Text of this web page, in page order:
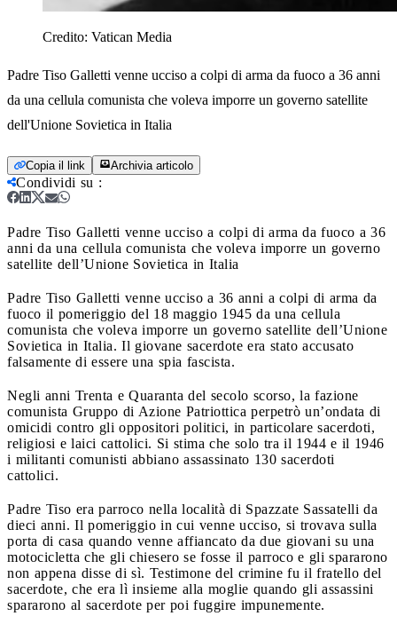
Credito: Vatican Media
Padre Tiso Galletti venne ucciso a colpi di arma da fuoco a 36 anni
da una cellula comunista che voleva imporre un governo satellite
dell'Unione Sovietica in Italia
Copia il link Archivia articolo
Condividi su :
Padre Tiso Galletti venne ucciso a colpi di arma da fuoco a 36
anni da una cellula comunista che voleva imporre un governo
satellite dell’Unione Sovietica in Italia
Padre Tiso Galletti venne ucciso a 36 anni a colpi di arma da
fuoco il pomeriggio del 18 maggio 1945 da una cellula
comunista che voleva imporre un governo satellite dell’Unione
Sovietica in Italia. Il giovane sacerdote era stato accusato
falsamente di essere una spia fascista.
Negli anni Trenta e Quaranta del secolo scorso, la fazione
comunista Gruppo di Azione Patriottica perpetrò un’ondata di
omicidi contro gli oppositori politici, in particolare sacerdoti,
religiosi e laici cattolici. Si stima che solo tra il 1944 e il 1946
i militanti comunisti abbiano assassinato 130 sacerdoti
cattolici.
Padre Tiso era parroco nella località di Spazzate Sassatelli da
dieci anni. Il pomeriggio in cui venne ucciso, si trovava sulla
porta di casa quando venne affiancato da due giovani su una
motocicletta che gli chiesero se fosse il parroco e gli spararono
non appena disse di sì. Testimone del crimine fu il fratello del
sacerdote, che era lì insieme alla moglie quando gli assassini
spararono al sacerdote per poi fuggire impunemente.